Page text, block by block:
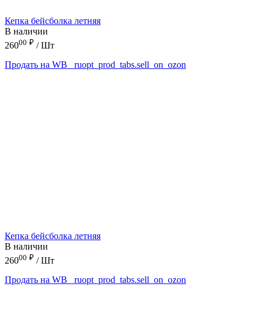
Кепка бейсболка летняя
В наличии
26000 ₽ / Шт
Продать на WB
_ruopt_prod_tabs.sell_on_ozon
Кепка бейсболка летняя
В наличии
26000 ₽ / Шт
Продать на WB
_ruopt_prod_tabs.sell_on_ozon